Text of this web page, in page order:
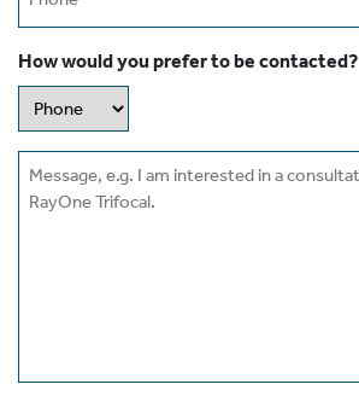
How would you prefer to be contacted?
Message